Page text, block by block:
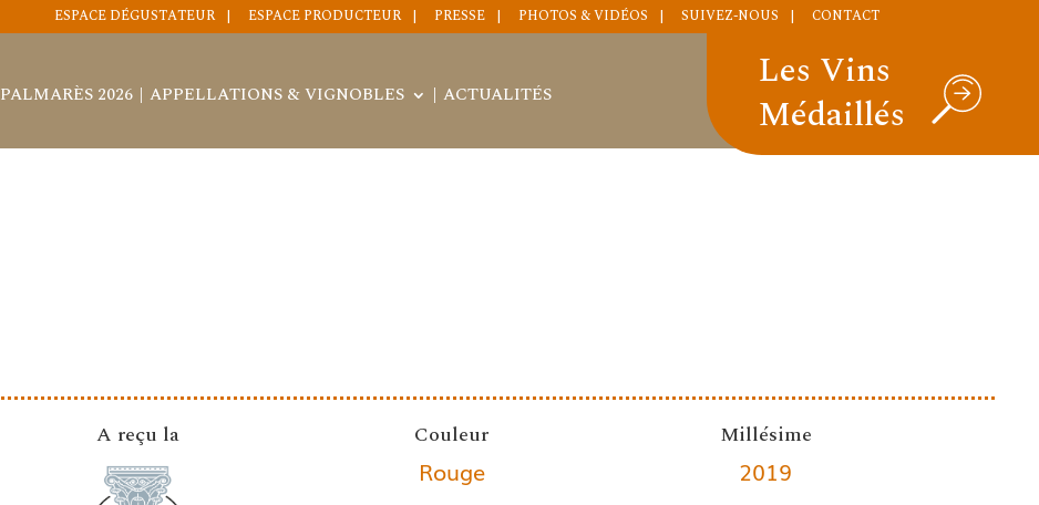
ESPACE DÉGUSTATEUR ESPACE PRODUCTEUR PRESSE PHOTOS & VIDÉOS SUIVEZ-NOUS CONTACT
PALMARÈS 2026 APPELLATIONS & VIGNOBLES ACTUALITÉS
Les Vins
Médaillés
A reçu la Couleur
Rouge
Millésime
2019